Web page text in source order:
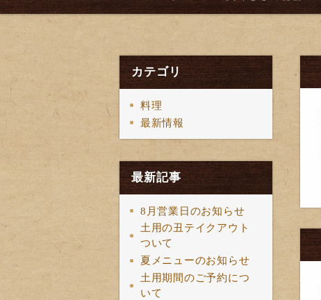
カテゴリ
料理
最新情報
最新記事
8月営業日のお知らせ
土用の丑テイクアウト
ついて
夏メニューのお知らせ
土用期間のご予約につ
いて